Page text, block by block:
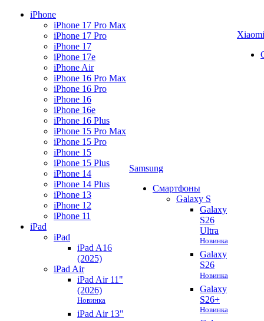
iPhone
iPhone 17 Pro Max
iPhone 17 Pro
iPhone 17
iPhone 17e
iPhone Air
iPhone 16 Pro Max
iPhone 16 Pro
iPhone 16
iPhone 16e
iPhone 16 Plus
iPhone 15 Pro Max
iPhone 15 Pro
iPhone 15
iPhone 15 Plus
iPhone 14
iPhone 14 Plus
iPhone 13
iPhone 12
iPhone 11
iPad
iPad
iPad A16
(2025)
iPad Air
iPad Air 11"
(2026)
Новинка
iPad Air 13"
Samsung
Смартфоны
Galaxy S
Galaxy
S26
Ultra
Новинка
Galaxy
S26
Новинка
Galaxy
S26+
Новинка
Xiaomi